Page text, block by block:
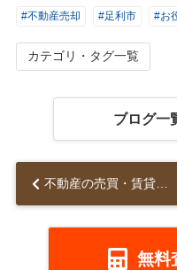
#不動産売却 #足利市 #お
カテゴリ・タグ一覧
ブログ一
不動産の売買・賃貸アンケート結果からみる不動産の見るポイントについて...
無料